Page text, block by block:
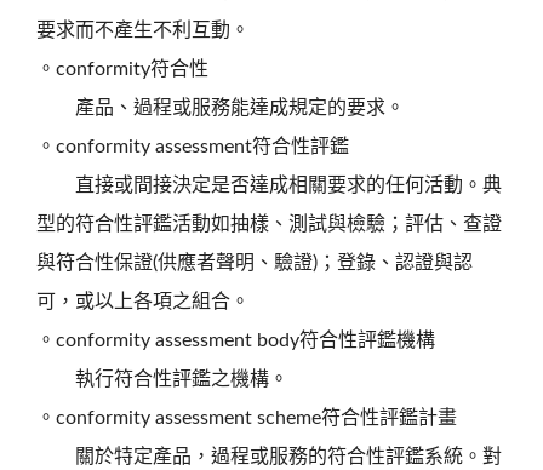
要求而不產生不利互動。
。conformity符合性
產品、過程或服務能達成規定的要求。
。conformity assessment符合性評鑑
直接或間接決定是否達成相關要求的任何活動。典
型的符合性評鑑活動如抽樣、測試與檢驗；評估、查證
與符合性保證(供應者聲明、驗證)；登錄、認證與認
可，或以上各項之組合。
。conformity assessment body符合性評鑑機構
執行符合性評鑑之機構。
。conformity assessment scheme符合性評鑑計畫
關於特定產品，過程或服務的符合性評鑑系統。對